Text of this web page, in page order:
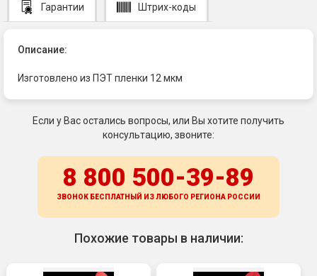
Гарантии Штрих-коды
Описание:
Изготовлено из ПЭТ пленки 12 мкм
Если у Вас остались вопросы, или Вы хотите получить
консультацию, звоните:
8 800 500-39-89
ЗВОНОК БЕСПЛАТНЫЙ ИЗ ЛЮБОГО РЕГИОНА РОССИИ
Похожие товары в наличии: